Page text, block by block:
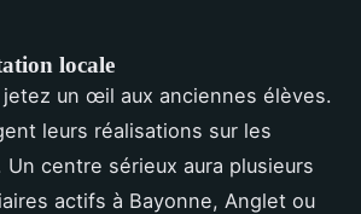
locale
un œil aux anciennes élèves.
leurs réalisations sur les
Un centre sérieux aura plusieurs
actifs à Bayonne, Anglet ou